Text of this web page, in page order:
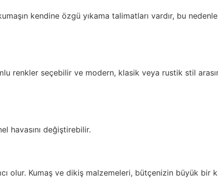
kendine özgü yıkama talimatları vardır, bu nedenle
renkler seçebilir ve modern, klasik veya rustik stil
havasını değiştirebilir.
olur. Kumaş ve dikiş malzemeleri, bütçenizin büyük bir